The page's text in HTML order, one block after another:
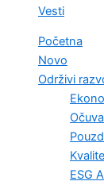
Vesti
Početna
Novo
Održivi
ESG